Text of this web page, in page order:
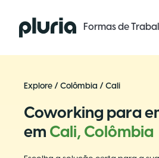
Logo Pluria Formas de
Explore / Colômbia / Cali
Coworking para
em Cali, Colômbia